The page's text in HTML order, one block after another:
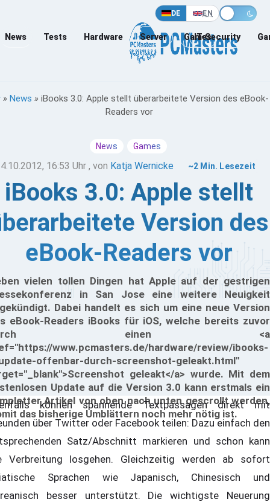
DE EN
News Tests Hardware Server Games
IT-Security
» News » iBooks 3.0: Apple stellt überarbeitete Version des eBook-
Readers vor
News Games
16:53 Uhr , von Katja Wernicke ~2 Min. Lesezeit
iBooks 3.0: Apple stellt
Version des
eBook-Readers vor
vielen tollen Dingen hat Apple auf der gestrigen
in San Jose eine weitere Neuigkeit
Dabei handelt es sich um eine neue Version
eBook-Readers iBooks für iOS, welche bereits zuvor
einen <a
www.pcmasters.de/hardware/review/ibooks-
offenbar-durch-screenshot-geleakt.html"
geleakt</a> wurde. Mit dem
Update auf die Version 3.0 kann erstmals ein
Artikel von oben nach unten gescrollt werden,
das bisherige Umblättern noch mehr nötig ist.
können spannende Textpassagen direkt mit
über Twitter oder Facebook teilen: Dazu einfach den
Satz/Abschnitt markieren und schon kann
Verbreitung losgehen. Gleichzeitig werden ab sofort
Sprachen wie Japanisch, Chinesisch und
besser unterstützt. Die wichtigste Neuerung